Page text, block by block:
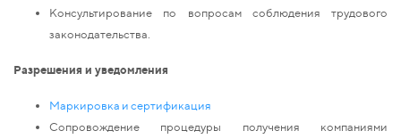
Консультирование по вопросам соблюдения трудового
законодательства.
Разрешения и уведомления
Маркировка и сертификация
Сопровождение процедуры получения компаниями